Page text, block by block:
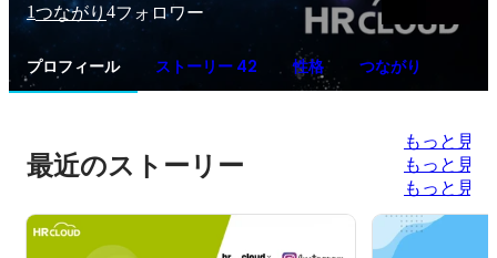
1つながり 4フォロワー
プロフィール ストーリー 42 性格 つながり
最近のストーリー
もっと見る
もっと見る
もっと見る